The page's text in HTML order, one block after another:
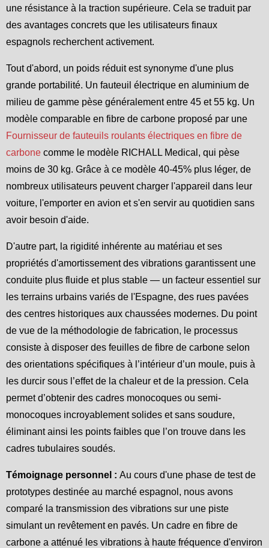
une résistance à la traction supérieure. Cela se traduit par
des avantages concrets que les utilisateurs finaux
espagnols recherchent activement.
Tout d'abord, un poids réduit est synonyme d'une plus
grande portabilité. Un fauteuil électrique en aluminium de
milieu de gamme pèse généralement entre 45 et 55 kg. Un
modèle comparable en fibre de carbone proposé par une
Fournisseur de fauteuils roulants électriques en fibre de
carbone comme le modèle RICHALL Medical, qui pèse
moins de 30 kg. Grâce à ce modèle 40-45% plus léger, de
nombreux utilisateurs peuvent charger l'appareil dans leur
voiture, l'emporter en avion et s'en servir au quotidien sans
avoir besoin d'aide.
D'autre part, la rigidité inhérente au matériau et ses
propriétés d'amortissement des vibrations garantissent une
conduite plus fluide et plus stable — un facteur essentiel sur
les terrains urbains variés de l'Espagne, des rues pavées
des centres historiques aux chaussées modernes. Du point
de vue de la méthodologie de fabrication, le processus
consiste à disposer des feuilles de fibre de carbone selon
des orientations spécifiques à l’intérieur d’un moule, puis à
les durcir sous l’effet de la chaleur et de la pression. Cela
permet d’obtenir des cadres monocoques ou semi-
monocoques incroyablement solides et sans soudure,
éliminant ainsi les points faibles que l’on trouve dans les
cadres tubulaires soudés.
Témoignage personnel : Au cours d'une phase de test de
prototypes destinée au marché espagnol, nous avons
comparé la transmission des vibrations sur une piste
simulant un revêtement en pavés. Un cadre en fibre de
carbone a atténué les vibrations à haute fréquence d'environ